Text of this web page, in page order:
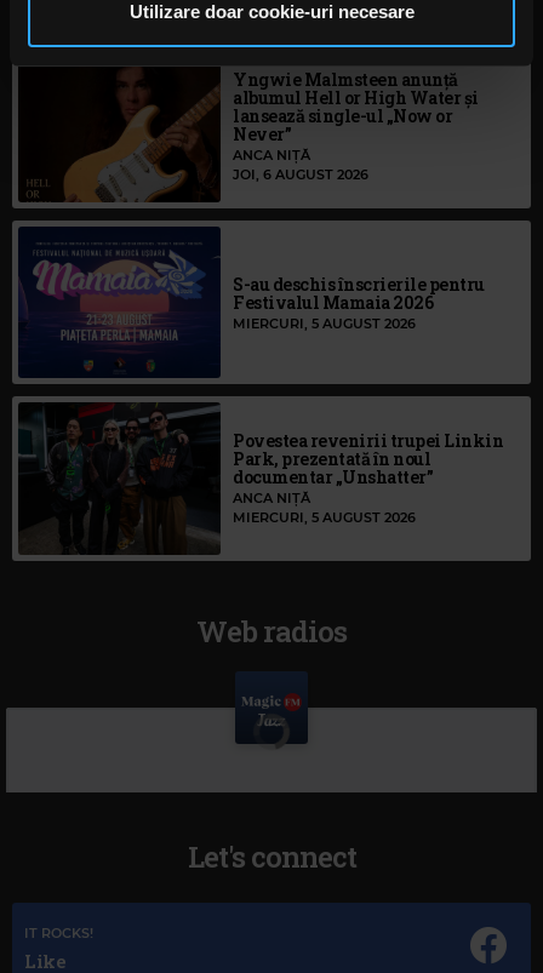
pot combina cu alte informații oferite de dvs. sau culese
în urma folosirii serviciilor lor. În cazul în care alegeți să
continuați să utilizați website-ul nostru, sunteți de acord
cu utilizarea modulelor noastre cookie.
Utilizare doar cookie-uri necesare
Yngwie Malmsteen anunță
albumul Hell or High Water și
lansează single-ul „Now or
Never”
ANCA NIȚĂ
JOI, 6 AUGUST 2026
S-au deschis înscrierile pentru
Festivalul Mamaia 2026
MIERCURI, 5 AUGUST 2026
Povestea revenirii trupei Linkin
Park, prezentată în noul
documentar „Unshatter”
ANCA NIȚĂ
MIERCURI, 5 AUGUST 2026
Web radios
Let's connect
IT ROCKS!
Like